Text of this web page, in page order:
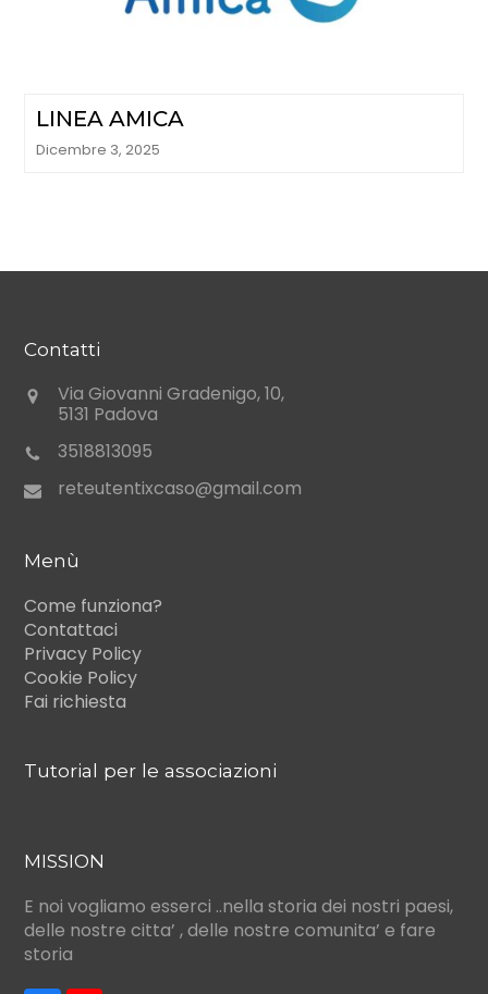
LINEA AMICA
Dicembre 3, 2025
Contatti
Via Giovanni Gradenigo, 10,
5131 Padova
3518813095
reteutentixcaso@gmail.com
Menù
Come funziona?
Contattaci
Privacy Policy
Cookie Policy
Fai richiesta
Tutorial per le associazioni
MISSION
E noi vogliamo esserci ..nella storia dei nostri paesi,
delle nostre citta’ , delle nostre comunita’ e fare
storia